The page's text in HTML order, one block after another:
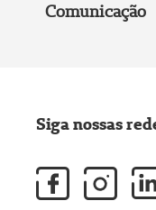
Comunicação
Siga nossas